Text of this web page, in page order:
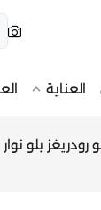
العناية
بلو نوار